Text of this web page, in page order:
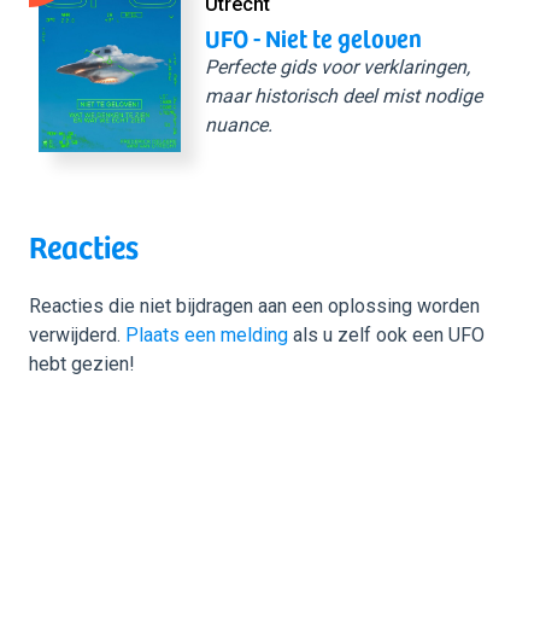
UFO - Niet te geloven
Perfecte gids voor verklaringen,
maar historisch deel mist nodige
nuance.
Reacties
Reacties die niet bijdragen aan een oplossing worden
verwijderd. Plaats een melding als u zelf ook een UFO
hebt gezien!